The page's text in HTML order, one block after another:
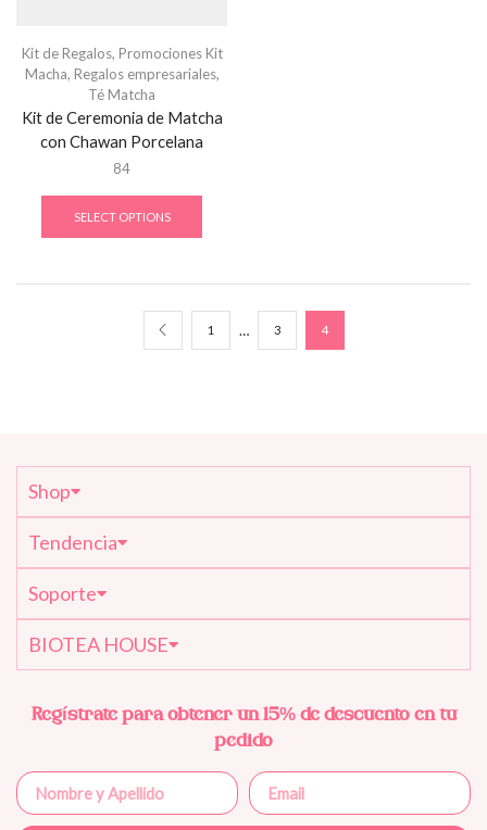
Kit de Regalos, Promociones Kit
Macha, Regalos empresariales,
Té Matcha
Kit de Ceremonia de Matcha
con Chawan Porcelana
84
SELECT OPTIONS
1 … 3 4
Shop
Tendencia
Soporte
BIOTEA HOUSE
Regístrate para obtener un 15% de descuento en tu
pedido